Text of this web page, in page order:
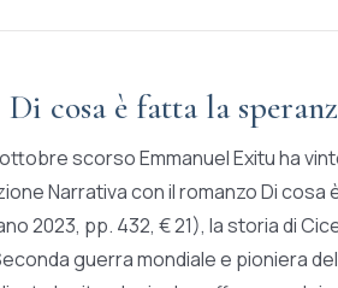
Di cosa è fatta la
scorso Emmanuel Exitu ha
Narrativa con il romanzo Di cosa
2023, pp. 432, € 21), la storia di
guerra mondiale e pioniera